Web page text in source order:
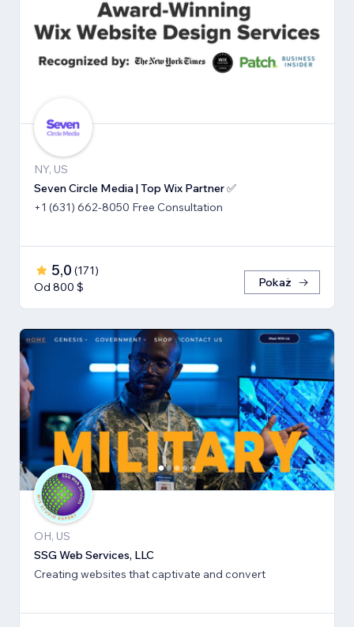
NY, US
Seven Circle Media | Top Wix Partner ✅
+1 (631) 662-8050 Free Consultation
5,0 (171)
Od 800 $
Pokaż
OH, US
SSG Web Services, LLC
Creating websites that captivate and convert